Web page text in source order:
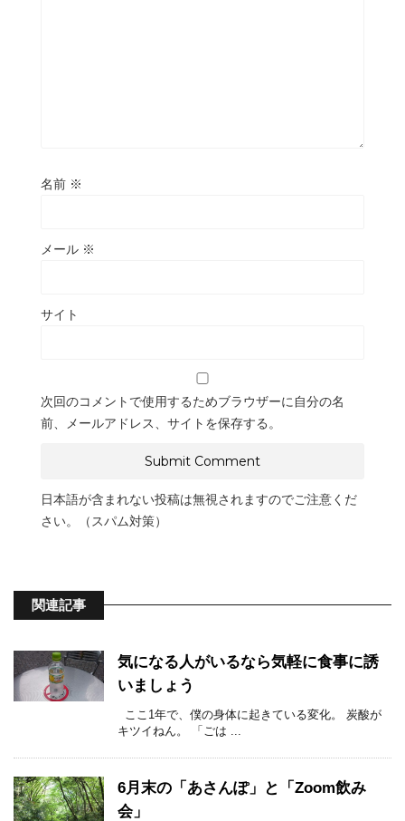
名前 ※
メール ※
サイト
次回のコメントで使用するためブラウザーに自分の名
前、メールアドレス、サイトを保存する。
日本語が含まれない投稿は無視されますのでご注意くだ
さい。（スパム対策）
関連記事
気になる人がいるなら気軽に食事に誘
いましょう
ここ1年で、僕の身体に起きている変化。 炭酸が
キツイねん。 「ごは ...
6月末の「あさんぽ」と「Zoom飲み
会」